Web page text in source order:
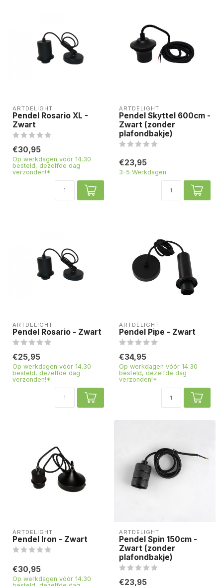
ARTDELIGHT
Pendel Rosario XL -
Zwart
€30,95
Op werkdagen vóór 14.30
besteld, dezelfde dag
verzonden!*
ARTDELIGHT
Pendel Skyttel 600cm -
Zwart (zonder
plafondbakje)
€23,95
3-5 Werkdagen
ARTDELIGHT
Pendel Rosario - Zwart
€25,95
Op werkdagen vóór 14.30
besteld, dezelfde dag
verzonden!*
ARTDELIGHT
Pendel Pipe - Zwart
€34,95
Op werkdagen vóór 14.30
besteld, dezelfde dag
verzonden!*
ARTDELIGHT
Pendel Iron - Zwart
€30,95
Op werkdagen vóór 14.30
ARTDELIGHT
Pendel Spin 150cm -
Zwart (zonder
plafondbakje)
€23,95